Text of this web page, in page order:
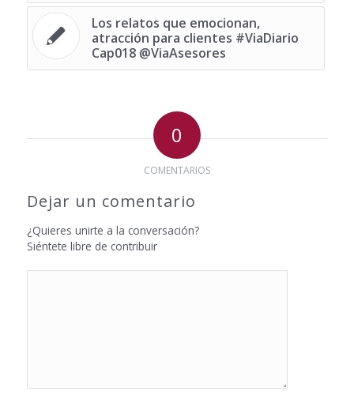
Los relatos que emocionan,
atracción para clientes #ViaDiario
Cap018 @ViaAsesores
0
COMENTARIOS
Dejar un comentario
¿Quieres unirte a la conversación?
Siéntete libre de contribuir